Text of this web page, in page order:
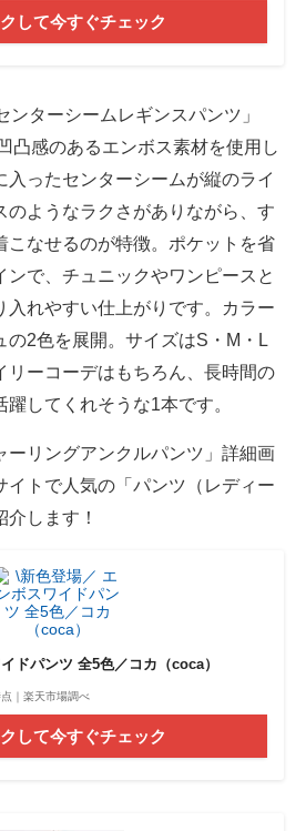
して今すぐチェック
ターシームレギンスパンツ」
凸感のあるエンボス素材を使用し
入ったセンターシームが縦のライ
のようなラクさがありながら、す
こなせるのが特徴。ポケットを省
ンで、チュニックやワンピースと
入れやすい仕上がりです。カラー
の2色を展開。サイズはS・M・L
リーコーデはもちろん、長時間の
してくれそうな1本です。
リングアンクルパンツ」詳細画
イトで人気の「パンツ（レディー
します！
ドパンツ 全5色／コカ（coca）
｜楽天市場調べ
して今すぐチェック